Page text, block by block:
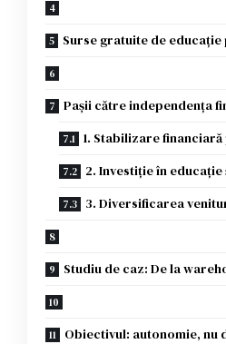
Surse gratuite de
Pașii către independența
1. Stabilizare
2. Investiție în
3. Diversificarea
Studiu de caz: De la
Obiectivul: autonomie,